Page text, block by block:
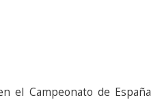
el Campeonato de España